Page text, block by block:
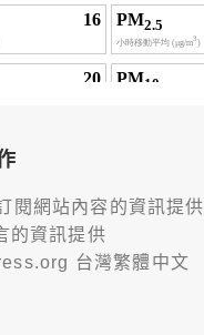
閱網站內容的資訊提供
的資訊提供
台灣繁體中文